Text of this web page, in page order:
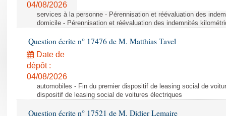
04/08/2026
services à la personne - Pérennisation et réévaluation des
domicile - Pérennisation et réévaluation des indemnités
Question écrite n° 17476 de M. Matthias Tavel
Date de
dépôt :
04/08/2026
automobiles - Fin du premier dispositif de leasing social de
dispositif de leasing social de voitures électriques
Question écrite n° 17521 de M. Didier Lemaire